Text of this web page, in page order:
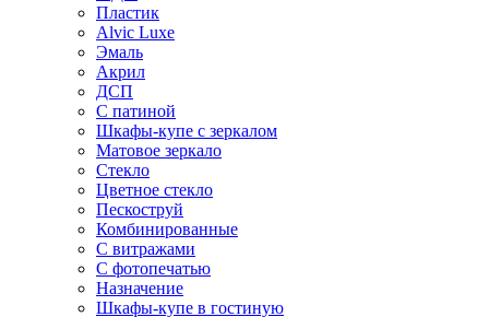
Пластик
Alvic Luxe
Эмаль
Акрил
ДСП
С патиной
Шкафы-купе с зеркалом
Матовое зеркало
Стекло
Цветное стекло
Пескоструй
Комбинированные
С витражами
С фотопечатью
Назначение
Шкафы-купе в гостиную